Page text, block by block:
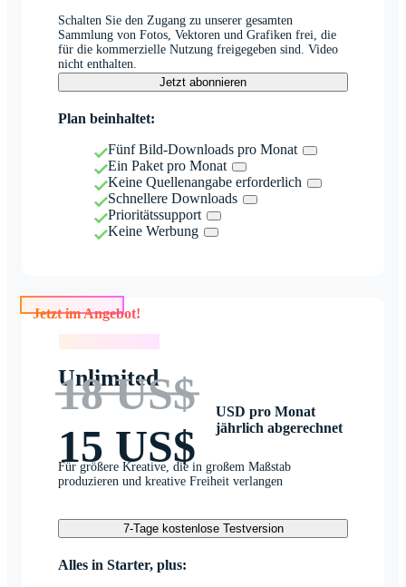
Schalten Sie den Zugang zu unserer gesamten
Sammlung von Fotos, Vektoren und Grafiken frei, die
für die kommerzielle Nutzung freigegeben sind. Video
nicht enthalten.
Jetzt abonnieren
Plan beinhaltet:
Fünf Bild-Downloads pro Monat
Ein Paket pro Monat
Keine Quellenangabe erforderlich
Schnellere Downloads
Prioritätssupport
Keine Werbung
Jetzt im Angebot!
Unlimited
18 US$
15 US$
USD pro Monat
jährlich abgerechnet
Für größere Kreative, die in großem Maßstab
produzieren und kreative Freiheit verlangen
7-Tage kostenlose Testversion
Alles in Starter, plus: